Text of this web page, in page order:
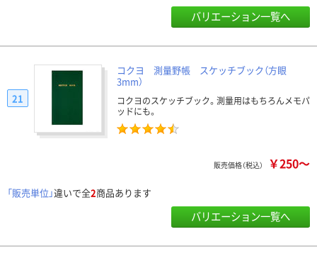
バリエーション一覧へ
コクヨ 測量野帳 スケッチブック（方眼
3mm）
コクヨのスケッチブック。測量用はもちろんメモパ
ッドにも。
21
販売価格（税込） ￥250～
「販売単位」違いで全2商品あります
バリエーション一覧へ